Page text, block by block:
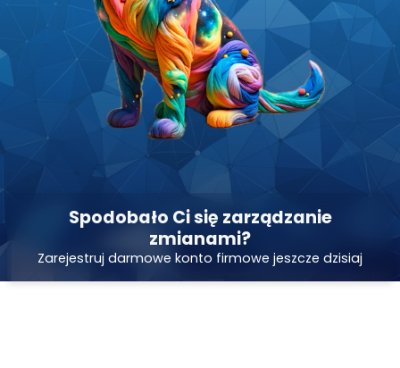
Spodobało Ci się zarządzanie
zmianami?
Zarejestruj darmowe konto firmowe jeszcze dzisiaj